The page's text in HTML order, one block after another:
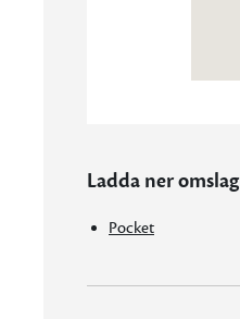
Ladda ner omslag
Pocket